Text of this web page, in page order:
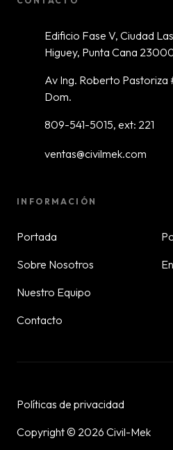
Edificio Fase V, Ciudad
Higuey, Punta Cana
Av Ing. Roberto Pastoriza
Dom.
809-541-5015, ext: 221
ventas@civilmek.com
INFORMACIÓN
Portada
Sobre Nosotros
Nuestro Equipo
Contacto
Políticas de privacidad
Copyright © 2026 Civil-Mek